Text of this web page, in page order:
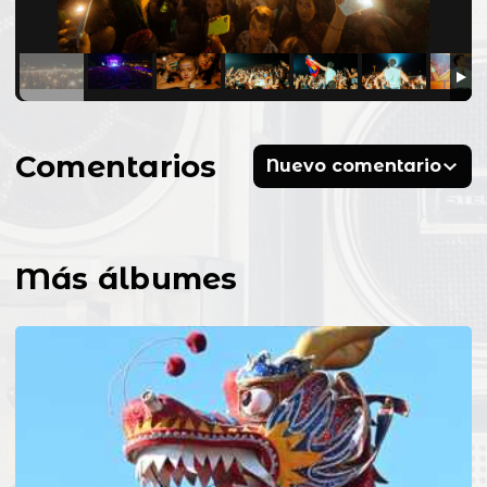
Más álbumes
Comentarios Nuevo comentario